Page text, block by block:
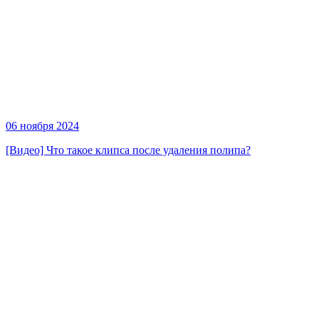
06 ноября 2024
[Видео] Что такое клипса после удаления полипа?